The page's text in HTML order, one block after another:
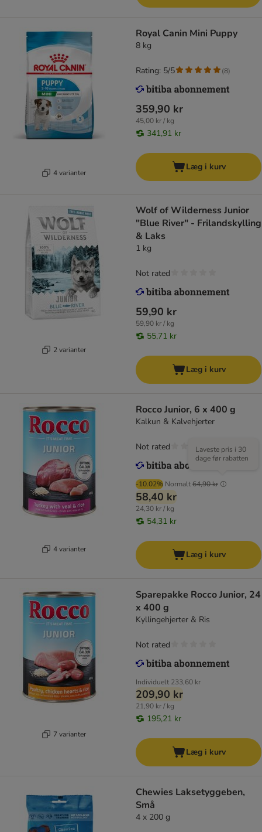
4 varianter
Royal Canin Mini Puppy
8 kg
359,90 kr
45,00 kr / kg
341,91 kr
Rating: 5/5 (8)
Læg i kurv
2 varianter
Wolf of Wilderness Junior
"Blue River" - Frilandskylling
& Laks
1 kg
59,90 kr
59,90 kr / kg
55,71 kr
Not rated
Læg i kurv
4 varianter
Rocco Junior, 6 x 400 g
Kalkun & Kalvehjerter
-10.02% Normalt64,90 kr
Laveste pris i 30
dage før rabatten
58,40 kr
24,30 kr / kg
54,31 kr
Not rated
Læg i kurv
7 varianter
Sparepakke Rocco Junior, 24
x 400 g
Kyllingehjerter & Ris
Individuelt 233,60 kr
209,90 kr
21,90 kr / kg
195,21 kr
Not rated
Læg i kurv
Chewies Laksetyggeben,
Små
4 x 200 g